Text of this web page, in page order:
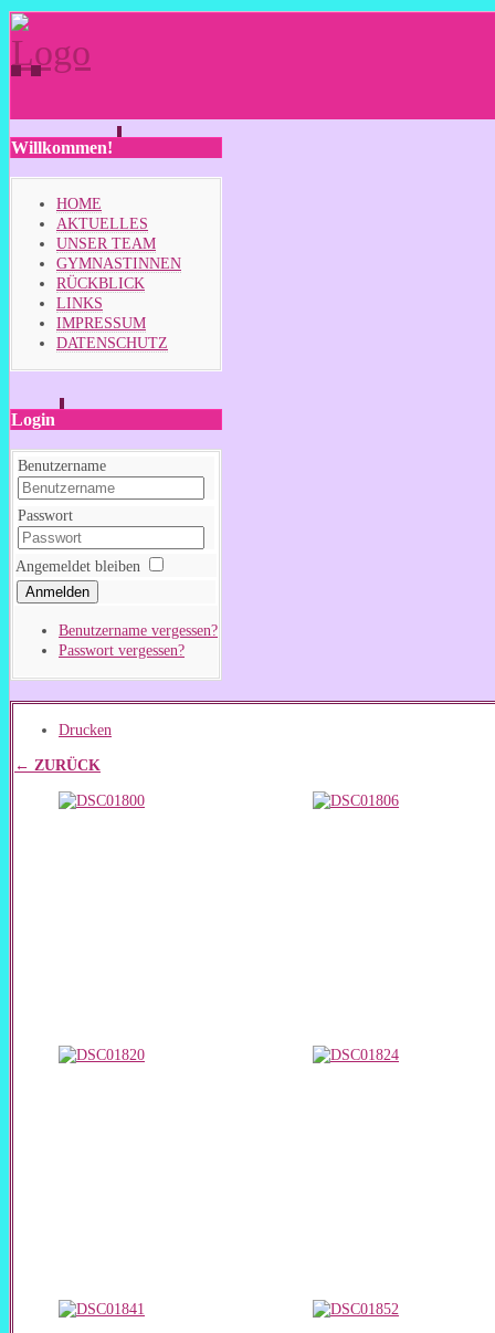
Willkommen!
HOME
AKTUELLES
UNSER TEAM
GYMNASTINNEN
RÜCKBLICK
LINKS
IMPRESSUM
DATENSCHUTZ
Login
Benutzername
Passwort
Angemeldet bleiben
Anmelden
Benutzername vergessen?
Passwort vergessen?
Drucken
← ZURÜCK